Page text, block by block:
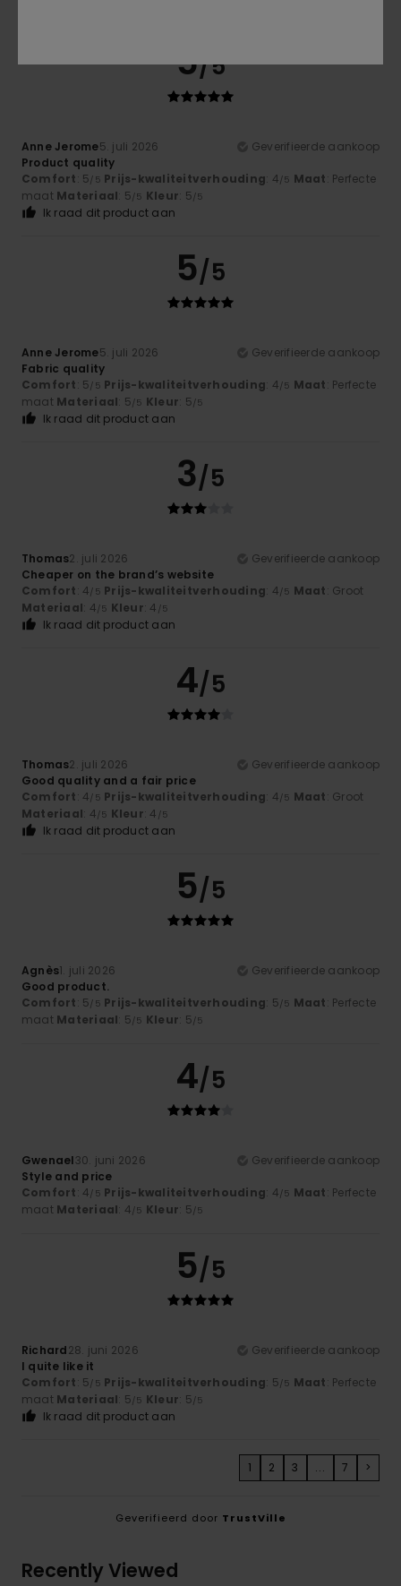
5/5
Anne Jerome5. juli 2026
Geverifieerde aankoop
Product quality
Comfort: 5/5 Prijs-kwaliteitverhouding: 4/5 Maat: Perfecte
maat Materiaal: 5/5 Kleur: 5/5
Ik raad dit product aan
5/5
Anne Jerome5. juli 2026
Geverifieerde aankoop
Fabric quality
Comfort: 5/5 Prijs-kwaliteitverhouding: 4/5 Maat: Perfecte
maat Materiaal: 5/5 Kleur: 5/5
Ik raad dit product aan
3/5
Thomas2. juli 2026
Geverifieerde aankoop
Cheaper on the brand’s website
Comfort: 4/5 Prijs-kwaliteitverhouding: 4/5 Maat: Groot
Materiaal: 4/5 Kleur: 4 /5
Ik raad dit product aan
4/5
Thomas2. juli 2026
Geverifieerde aankoop
Good quality and a fair price
Comfort: 4/5 Prijs-kwaliteitverhouding: 4/5 Maat: Groot
Materiaal: 4/5 Kleur: 4 /5
Ik raad dit product aan
5/5
Agnès1. juli 2026
Geverifieerde aankoop
Good product.
Comfort: 5/5 Prijs-kwaliteitverhouding: 5/5 Maat: Perfecte
maat Materiaal: 5/5 Kleur: 5/5
4/5
Gwenael30. juni 2026
Geverifieerde aankoop
Style and price
Comfort: 4/5 Prijs-kwaliteitverhouding: 4/5 Maat: Perfecte
maat Materiaal: 4/5 Kleur: 5/5
5/5
Richard28. juni 2026
Geverifieerde aankoop
I quite like it
Comfort: 5/5 Prijs-kwaliteitverhouding: 5/5 Maat: Perfecte
maat Materiaal: 5/5 Kleur: 5/5
Ik raad dit product aan
1 2 3 ... 7 >
Geverifieerd door TrustVille
Recently Viewed